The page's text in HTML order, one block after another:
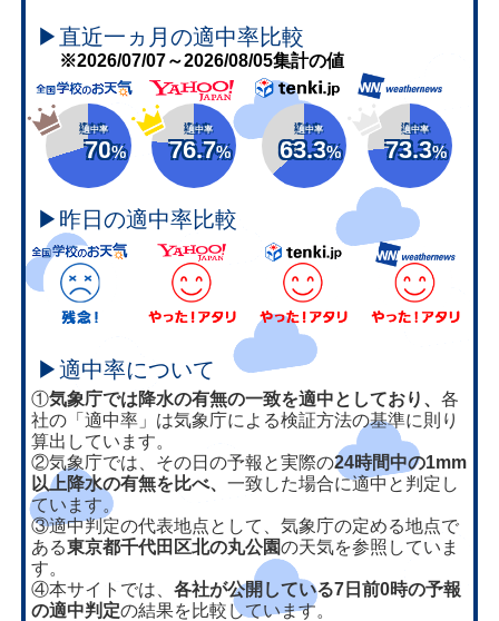
▶直近一ヵ月の適中率比較
※2026/07/07～2026/08/05集計の値
適中率
70%
適中率
76.7%
適中率
63.3%
適中率
73.3%
▶昨日の適中率比較
▶適中率について
①気象庁では降水の有無の一致を適中としており、各
社の「適中率」は気象庁による検証方法の基準に則り
算出しています。
②気象庁では、その日の予報と実際の24時間中の1mm
以上降水の有無を比べ、一致した場合に適中と判定し
ています。
③適中判定の代表地点として、気象庁の定める地点で
ある東京都千代田区北の丸公園の天気を参照していま
す。
④本サイトでは、各社が公開している7日前0時の予報
の適中判定の結果を比較しています。